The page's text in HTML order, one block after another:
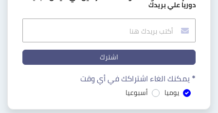
دوريا علي بريدك
اشترك
* يمكنك الغاء اشتراكك في أي وقت
يوميا أسبوعيا